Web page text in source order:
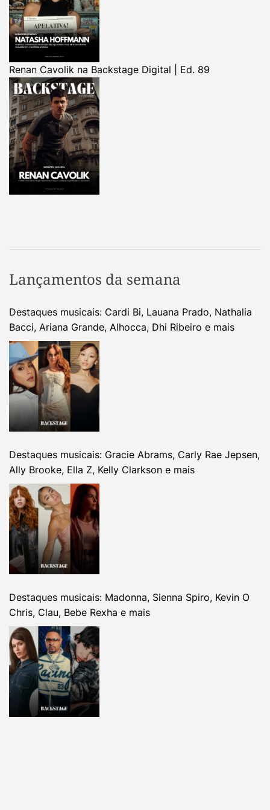
Renan Cavolik na Backstage Digital | Ed. 89
Lançamentos da semana
Destaques musicais: Cardi Bi, Lauana Prado, Nathalia
Bacci, Ariana Grande, Alhocca, Dhi Ribeiro e mais
Destaques musicais: Gracie Abrams, Carly Rae Jepsen,
Ally Brooke, Ella Z, Kelly Clarkson e mais
Destaques musicais: Madonna, Sienna Spiro, Kevin O
Chris, Clau, Bebe Rexha e mais